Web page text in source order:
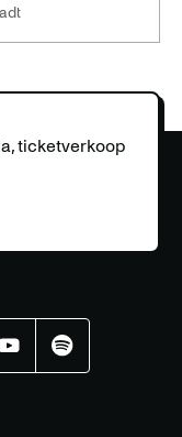
ticketverkoop
EffenaarEffenaar